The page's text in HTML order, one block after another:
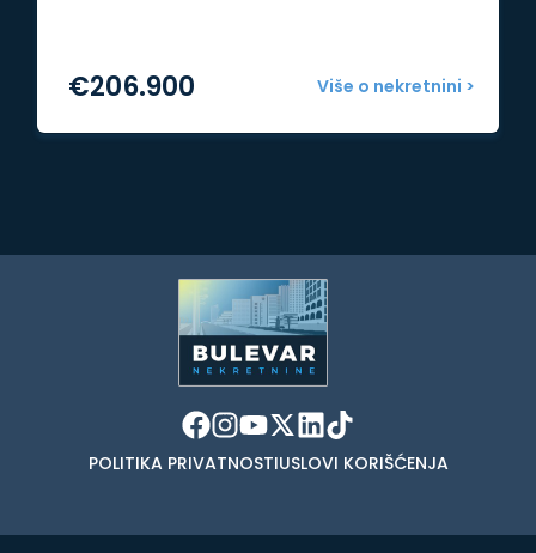
Više o nekretnini >
€206.900
POLITIKA PRIVATNOSTIUSLOVI KORIŠĆENJA